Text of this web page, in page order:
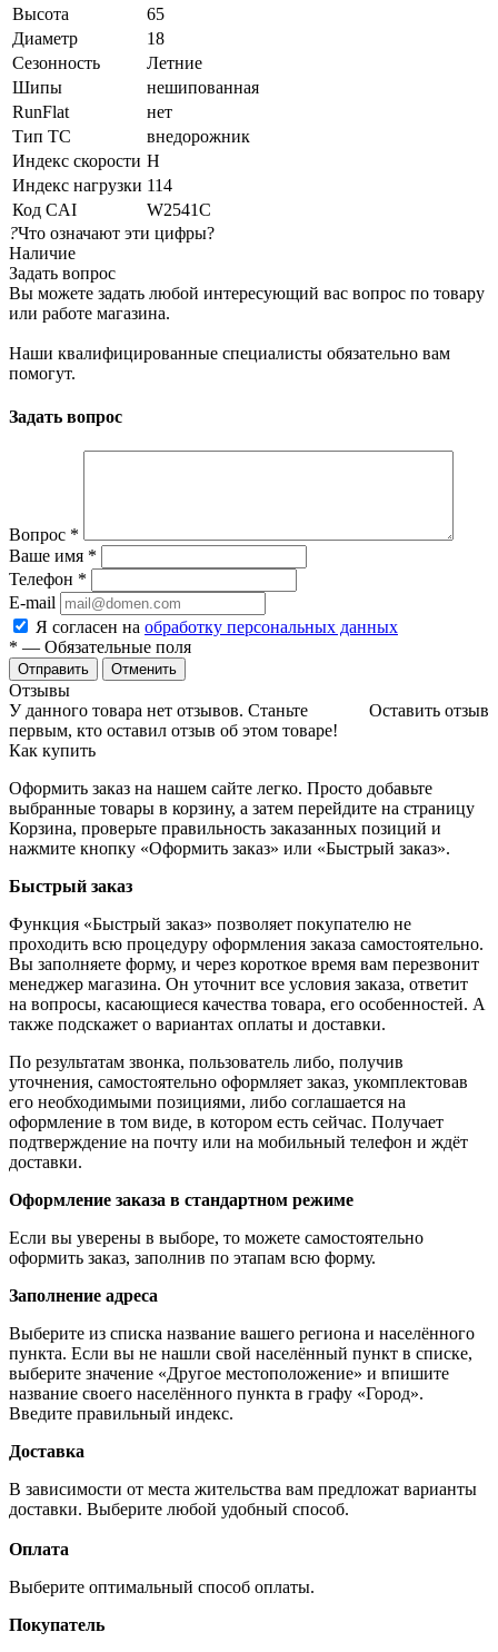
Высота
65
Диаметр
18
Сезонность
Летние
Шипы
нешипованная
RunFlat
нет
Тип ТС
внедорожник
Индекс скорости H
Индекс нагрузки 114
Код CAI
W2541C
?Что означают эти цифры?
Наличие
Задать вопрос
Вы можете задать любой интересующий вас вопрос по товару
или работе магазина.
Наши квалифицированные специалисты обязательно вам
помогут.
Задать вопрос
Вопрос *
Ваше имя *
Телефон *
E-mail
Я согласен на обработку персональных данных
* — Обязательные поля
Отменить
Отзывы
Оставить отзыв
У данного товара нет отзывов. Станьте
первым, кто оставил отзыв об этом товаре!
Как купить
Оформить заказ на нашем сайте легко. Просто добавьте
выбранные товары в корзину, а затем перейдите на страницу
Корзина, проверьте правильность заказанных позиций и
нажмите кнопку «Оформить заказ» или «Быстрый заказ».
Быстрый заказ
Функция «Быстрый заказ» позволяет покупателю не
проходить всю процедуру оформления заказа самостоятельно.
Вы заполняете форму, и через короткое время вам перезвонит
менеджер магазина. Он уточнит все условия заказа, ответит
на вопросы, касающиеся качества товара, его особенностей. А
также подскажет о вариантах оплаты и доставки.
По результатам звонка, пользователь либо, получив
уточнения, самостоятельно оформляет заказ, укомплектовав
его необходимыми позициями, либо соглашается на
оформление в том виде, в котором есть сейчас. Получает
подтверждение на почту или на мобильный телефон и ждёт
доставки.
Оформление заказа в стандартном режиме
Если вы уверены в выборе, то можете самостоятельно
оформить заказ, заполнив по этапам всю форму.
Заполнение адреса
Выберите из списка название вашего региона и населённого
пункта. Если вы не нашли свой населённый пункт в списке,
выберите значение «Другое местоположение» и впишите
название своего населённого пункта в графу «Город».
Введите правильный индекс.
Доставка
В зависимости от места жительства вам предложат варианты
доставки. Выберите любой удобный способ.
Оплата
Выберите оптимальный способ оплаты.
Покупатель